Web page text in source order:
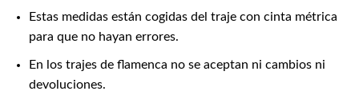
Estas medidas están cogidas del traje con cinta métrica
para que no hayan errores.
En los trajes de flamenca no se aceptan ni cambios ni
devoluciones.